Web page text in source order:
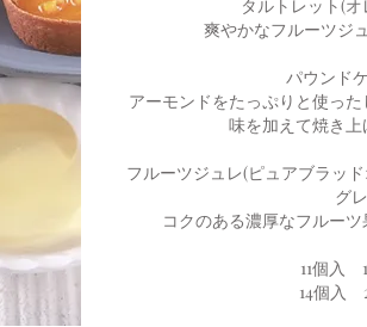
タルトレット(
爽やかなフルーツジ
パウンド
アーモンドをたっぷりと使っ
味を加えて焼き
フルーツジュレ(ピュアブラッ
グ
コクのある濃厚なフルー
11個入
14個入